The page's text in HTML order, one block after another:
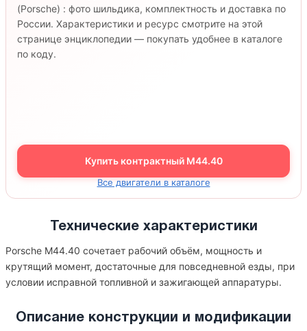
(Porsche) : фото шильдика, комплектность и доставка по
России. Характеристики и ресурс смотрите на этой
странице энциклопедии — покупать удобнее в каталоге
по коду.
Купить контрактный M44.40
Все двигатели в каталоге
Технические характеристики
Porsche M44.40 сочетает рабочий объём, мощность и
крутящий момент, достаточные для повседневной езды, при
условии исправной топливной и зажигающей аппаратуры.
Описание конструкции и модификации